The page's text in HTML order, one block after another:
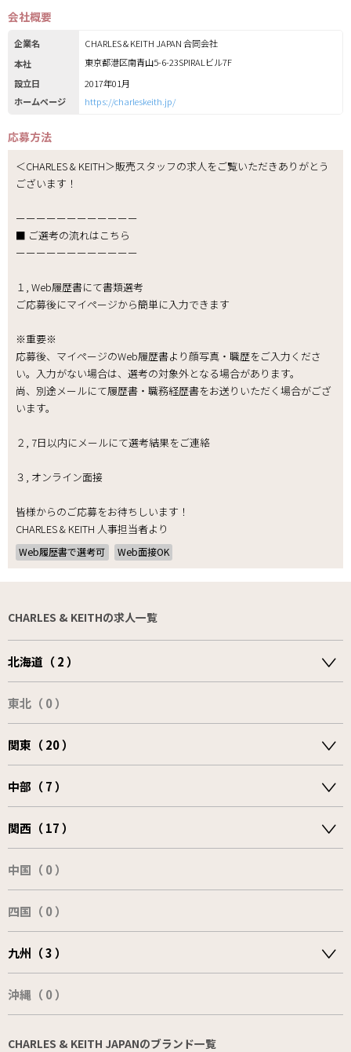
会社概要
企業名
CHARLES & KEITH JAPAN 合同会社
本社
東京都港区南青山5-6-23SPIRALビル7F
設立日
2017年01月
ホームページ
https://charleskeith.jp/
応募方法
＜CHARLES & KEITH＞販売スタッフの求人をご覧いただきありがとう
ございます！
ーーーーーーーーーーーー
■ ご選考の流れはこちら
ーーーーーーーーーーーー
１, Web履歴書にて書類選考
ご応募後にマイページから簡単に入力できます
※重要※
応募後、マイページのWeb履歴書より顔写真・職歴をご入力くださ
い。入力がない場合は、選考の対象外となる場合があります。
尚、別途メールにて履歴書・職務経歴書をお送りいただく場合がござ
います。
２, 7日以内にメールにて選考結果をご連絡
３, オンライン面接
皆様からのご応募をお待ちしいます！
CHARLES & KEITH 人事担当者より
Web履歴書で選考可 Web面接OK
CHARLES & KEITHの求人一覧
北海道（ 2 ）
東北（ 0 ）
関東（ 20 ）
中部（ 7 ）
関西（ 17 ）
中国（ 0 ）
四国（ 0 ）
九州（ 3 ）
沖縄（ 0 ）
CHARLES & KEITH JAPANのブランド一覧